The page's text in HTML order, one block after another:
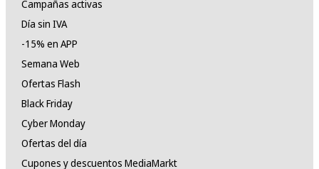
Campañas activas
Día sin IVA
-15% en APP
Semana Web
Ofertas Flash
Black Friday
Cyber Monday
Ofertas del día
Cupones y descuentos MediaMarkt